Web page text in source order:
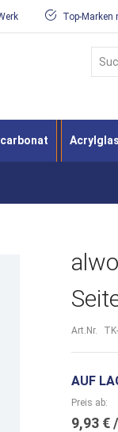
Top-Marken
Acrylglas
Art.Nr.
AUF
Preis ab
9,93 €